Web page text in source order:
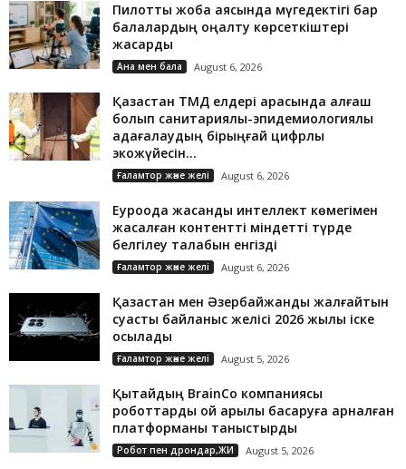
Пилоттық жоба аясында мүгедектігі бар
балалардың оңалту көрсеткіштері
жақсарды
Ана мен бала August 6, 2026
Қазақстан ТМД елдері арасында алғаш
болып санитариялық-эпидемиологиялық
қадағалаудың бірыңғай цифрлық
экожүйесін...
Ғаламтор және желі August 6, 2026
Еуроодақ жасанды интеллект көмегімен
жасалған контентті міндетті түрде
белгілеу талабын енгізді
Ғаламтор және желі August 6, 2026
Қазақстан мен Әзербайжанды жалғайтын
суасты байланыс желісі 2026 жылы іске
қосылады
Ғаламтор және желі August 5, 2026
Қытайдың BrainCo компаниясы
роботтарды ой арқылы басқаруға арналған
платформаны таныстырды
Робот пен дрондар,ЖИ August 5, 2026